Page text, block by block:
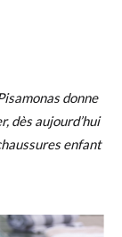
donne
dès aujourd’hui
enfant